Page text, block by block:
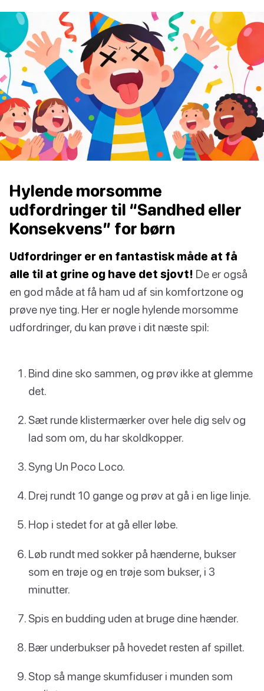
Hylende morsomme
udfordringer til “Sandhed eller
Konsekvens” for børn
Udfordringer er en fantastisk måde at få
alle til at grine og have det sjovt! De er også
en god måde at få ham ud af sin komfortzone og
prøve nye ting. Her er nogle hylende morsomme
udfordringer, du kan prøve i dit næste spil:
Bind dine sko sammen, og prøv ikke at glemme
det.
Sæt runde klistermærker over hele dig selv og
lad som om, du har skoldkopper.
Syng Un Poco Loco.
Drej rundt 10 gange og prøv at gå i en lige linje.
Hop i stedet for at gå eller løbe.
Løb rundt med sokker på hænderne, bukser
som en trøje og en trøje som bukser, i 3
minutter.
Spis en budding uden at bruge dine hænder.
Bær underbukser på hovedet resten af spillet.
Stop så mange skumfiduser i munden som